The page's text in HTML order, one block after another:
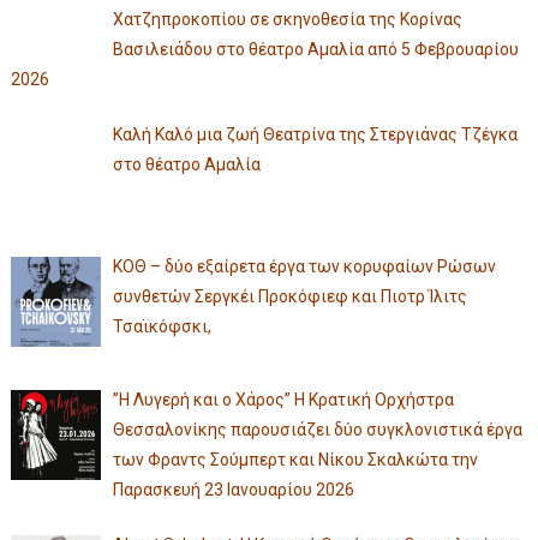
Χατζηπροκοπίου σε σκηνοθεσία της Κορίνας
Βασιλειάδου στο θέατρο Αμαλία από 5 Φεβρουαρίου
2026
Καλή Καλό μια ζωή Θεατρίνα της Στεργιάνας Τζέγκα
στο θέατρο Αμαλία
ΚΟΘ – δύο εξαίρετα έργα των κορυφαίων Ρώσων
συνθετών Σεργκέι Προκόφιεφ και Πιοτρ Ίλιτς
Τσαϊκόφσκι,
”Η Λυγερή και ο Χάρος” Η Κρατική Ορχήστρα
Θεσσαλονίκης παρουσιάζει δύο συγκλονιστικά έργα
των Φραντς Σούμπερτ και Νίκου Σκαλκώτα την
Παρασκευή 23 Ιανουαρίου 2026